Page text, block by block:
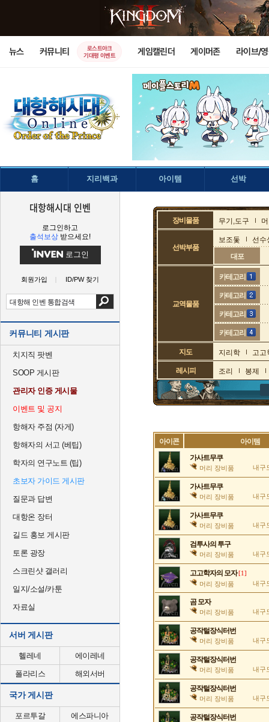
뉴스 커뮤니티
로스트아크
기대평 이벤트
게임캘린더 게이머존 라이브/
홈 지리백과 아이템 선박
대항해시대 인벤
로그인하고
출석보상 받으세요!
로그인
회원가입 ID/PW 찾기
커뮤니티 게시판
치지직 팟벤
SOOP 게시판
관리자 인증 게시물
이벤트 및 공지
항해자 주점 (자게)
항해자의 서고 (베팁)
학자의 연구노트 (팁)
초보자 가이드 게시판
질문과 답변
대항온 장터
길드 홍보 게시판
토론 광장
스크린샷 갤러리
일지/소설/카툰
자료실
서버 게시판
헬레네
에이레네
폴라리스
해외서버
국가 게시판
포르투갈
에스파니아
장비물품 무기,도구
선박부품
보조돛
선수
대포
교역물품
카테고리
카테고리
카테고리
카테고리
지도 지리학 고고
레시피 조리 봉제
아이콘
아이템
가사트무쿠
머리 장비품 내구
가사트무쿠
머리 장비품 내구
가사트무쿠
머리 장비품 내구
검투사의 투구
머리 장비품 내구
고고학자의 모자 [1]
머리 장비품 내구
곰 모자
머리 장비품 내구
공작털장식터번
머리 장비품 내구
공작털장식터번
머리 장비품 내구
공작털장식터번
머리 장비품 내구
공작털장식터번